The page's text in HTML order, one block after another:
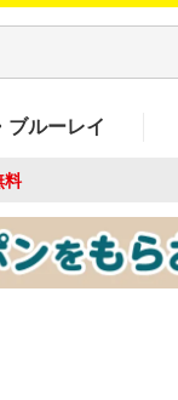
ブルーレイ
料